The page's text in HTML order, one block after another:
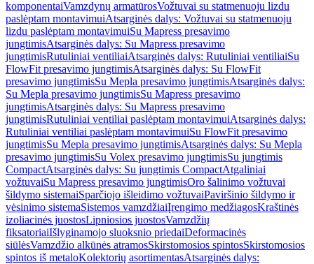
komponentaiVamzdynų armatūrosVožtuvai su statmenuoju lizdu
paslėptam montavimuiAtsarginės dalys: Vožtuvai su statmenuoju
lizdu paslėptam montavimuiSu Mapress presavimo
jungtimisAtsarginės dalys: Su Mapress presavimo
jungtimisRutuliniai ventiliaiAtsarginės dalys: Rutuliniai ventiliaiSu
FlowFit presavimo jungtimisAtsarginės dalys: Su FlowFit
presavimo jungtimisSu Mepla presavimo jungtimisAtsarginės dalys:
Su Mepla presavimo jungtimisSu Mapress presavimo
jungtimisAtsarginės dalys: Su Mapress presavimo
jungtimisRutuliniai ventiliai paslėptam montavimuiAtsarginės dalys:
Rutuliniai ventiliai paslėptam montavimuiSu FlowFit presavimo
jungtimisSu Mepla presavimo jungtimisAtsarginės dalys: Su Mepla
presavimo jungtimisSu Volex presavimo jungtimisSu jungtimis
CompactAtsarginės dalys: Su jungtimis CompactAtgaliniai
vožtuvaiSu Mapress presavimo jungtimisOro šalinimo vožtuvai
šildymo sistemaiSparčiojo išleidimo vožtuvaiPaviršinio šildymo ir
vėsinimo sistemaSistemos vamzdžiaiĮrengimo medžiagosKraštinės
izoliacinės juostosLipniosios juostosVamzdžių
fiksatoriaiIšlyginamojo sluoksnio priedaiDeformacinės
siūlėsVamzdžio alkūnės atramosSkirstomosios spintosSkirstomosios
spintos iš metaloKolektorių asortimentasAtsarginės dalys: